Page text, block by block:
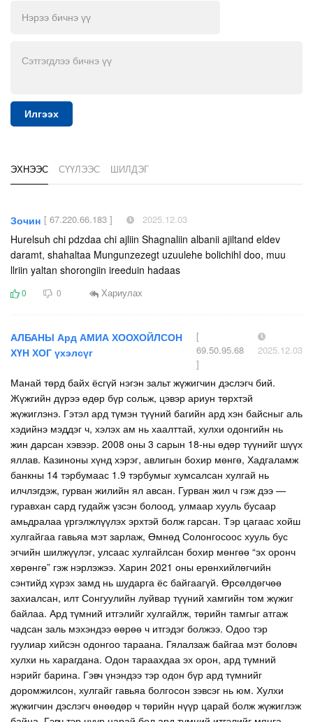
Илгээх
ЭХНЭЭС СҮҮЛЭЭС ШИЛДЭГ
Зочин [ 67.220.66.183 ] 2025.12.03
Hurelsuh chi pdzdaa chi ajliin Shagnaliin albanii ajiltand eldev
daramt, shahaltaa Mungunzezegt uzuulehe bolichihl doo, muu
llriin yaltan shorongiin ireeduin hadaas
0 0 Хариулах
АЛБАНЫ Ард АМИА ХООХОЙЛСОН
ХҮН ХОГ үхэлсүг
[
69.50.95.68
]
2025.12.03
Манай төрд байх ёсгүй нэгэн зальт жүжигчин дэслэгч бий.
Жүжгийн дүрээ өдөр бүр сольж, цэвэр ариун төрхтэй
жүжиглэнэ. Гэтэл ард түмэн түүний багийн ард хэн байсныг аль
хэдийнэ мэддэг ч, хэлэх ам нь хаалттай, хулхи одонгийн нь
жин дарсан хэвээр. 2008 оны 3 сарын 18-ны өдөр түүнийг шүүх
яллав. Казиноны хүнд хэрэг, авлигын бохир мөнгө, Хадгаламж
банкны 14 тэрбумаас 1.9 тэрбумыг хумсалсан хулгай нь
илчлэгдэж, гурван жилийн ял авсан. Гурван жил ч гэж дээ —
гуравхан сард гудайж үзсэн болоод, улмаар хууль бусаар
амьдралаа үргэлжлүүлэх эрхтэй болж гарсан. Тэр цагаас хойш
хулгайгаа гавьяа мэт зарлаж, Өмнөд Солонгосоос хууль бус
эгчийн шилжүүлэг, улсаас хулгайлсан бохир мөнгөө “эх оронч
хөрөнгө” гэж нэрлэжээ. Харин 2021 оны ерөнхийлөгчийн
сэнтийд хүрэх замд нь шударга ёс байгаагүй. Өрсөлдөгчөө
захиалсан, илт Сонгуулийн луйвар түүний хамгийн том жүжиг
байлаа. Ард түмний итгэлийг хулгайлж, төрийн тамгыг атгаж
чадсан заль мэхэндээ өөрөө ч итгэдэг болжээ. Одоо тэр
гуулиар хийсэн одонгоо тараана. Гялалзаж байгаа мэт боловч
хулхи нь харагдана. Одон тараахдаа эх орон, ард түмний
нэрийг барина. Гэвч үнэндээ тэр одон бүр ард түмнийг
доромжилсон, хулгайг гавьяа болгосон зэвсэг нь юм. Хулхи
жүжигчин дэслэгч өнөөдөр ч төрийн нүүр царай болж жүжиглэж